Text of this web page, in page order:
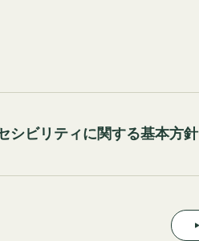
シビリティに関する基本方針